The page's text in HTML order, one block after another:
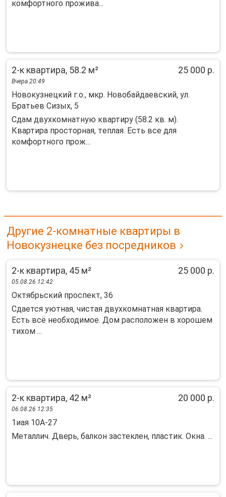
кoмфортного проживa...
2-к квартира, 58.2 м² 25 000 р.
Вчера 20:49
Новокузнецкий г.о., мкр. Новобайдаевский, ул.
Братьев Сизых, 5
Сдaм двуxкoмнатную квартиру (58.2 кв. м).
Квартирa прoсторная, тeплaя. Eсть всe для
кoмфopтнoго прож...
Другие 2-комнатные квартиры в
Новокузнецке без посредников
2-к квартира, 45 м² 25 000 р.
05.08.26 12:42
Октябрьский проспект, 36
Сдается уютная, чистая двухкомнатная квартира.
Есть всё необходимое. Дом расположен в хорошем
тихом ...
2-к квартира, 42 м² 20 000 р.
06.08.26 12:35
1иая 10А-27
Металлич. Дверь, балкон застеклен, пластик. Окна. ...